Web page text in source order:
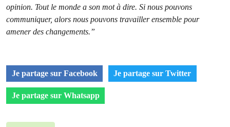
opinion. Tout le monde a son mot à dire. Si nous pouvons
communiquer, alors nous pouvons travailler ensemble pour
amener des changements.”
Je partage sur Facebook Je partage sur Twitter
Je partage sur Whatsapp